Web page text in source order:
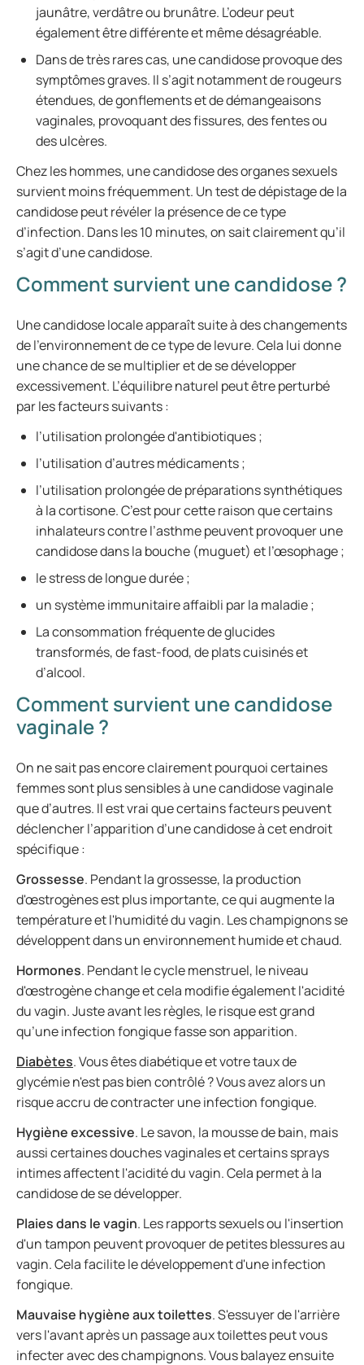
jaunâtre, verdâtre ou brunâtre. L’odeur peut
également être différente et même désagréable.
Dans de très rares cas, une candidose provoque des
symptômes graves. Il s’agit notamment de rougeurs
étendues, de gonflements et de démangeaisons
vaginales, provoquant des fissures, des fentes ou
des ulcères.
Chez les hommes, une candidose des organes sexuels
survient moins fréquemment. Un test de dépistage de la
candidose peut révéler la présence de ce type
d’infection. Dans les 10 minutes, on sait clairement qu’il
s’agit d’une candidose.
Comment survient une candidose ?
Une candidose locale apparaît suite à des changements
de l’environnement de ce type de levure. Cela lui donne
une chance de se multiplier et de se développer
excessivement. L’équilibre naturel peut être perturbé
par les facteurs suivants :
l’utilisation prolongée d'antibiotiques ;
l’utilisation d’autres médicaments ;
l’utilisation prolongée de préparations synthétiques
à la cortisone. C’est pour cette raison que certains
inhalateurs contre l’asthme peuvent provoquer une
candidose dans la bouche (muguet) et l’œsophage ;
le stress de longue durée ;
un système immunitaire affaibli par la maladie ;
La consommation fréquente de glucides
transformés, de fast-food, de plats cuisinés et
d’alcool.
Comment survient une candidose
vaginale ?
On ne sait pas encore clairement pourquoi certaines
femmes sont plus sensibles à une candidose vaginale
que d’autres. Il est vrai que certains facteurs peuvent
déclencher l’apparition d’une candidose à cet endroit
spécifique :
Grossesse. Pendant la grossesse, la production
d'œstrogènes est plus importante, ce qui augmente la
température et l'humidité du vagin. Les champignons se
développent dans un environnement humide et chaud.
Hormones. Pendant le cycle menstruel, le niveau
d'œstrogène change et cela modifie également l'acidité
du vagin. Juste avant les règles, le risque est grand
qu’une infection fongique fasse son apparition.
Diabètes. Vous êtes diabétique et votre taux de
glycémie n'est pas bien contrôlé ? Vous avez alors un
risque accru de contracter une infection fongique.
Hygiène excessive. Le savon, la mousse de bain, mais
aussi certaines douches vaginales et certains sprays
intimes affectent l'acidité du vagin. Cela permet à la
candidose de se développer.
Plaies dans le vagin. Les rapports sexuels ou l'insertion
d'un tampon peuvent provoquer de petites blessures au
vagin. Cela facilite le développement d'une infection
fongique.
Mauvaise hygiène aux toilettes. S'essuyer de l'arrière
vers l'avant après un passage aux toilettes peut vous
infecter avec des champignons. Vous balayez ensuite